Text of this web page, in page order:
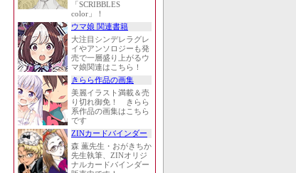
「SCRIBBLES
color」！
ウマ娘 関連書籍
大注目シンデレラグレ
イやアンソロジーも発
売で一層盛り上がるウ
マ娘関連はこちら！
きらら作品の画集
美麗イラスト満載＆売
り切れ御免！ きらら
系作品の画集はこちら
です
ZINカードバインダー
森 薫先生・おがきちか
先生執筆、ZINオリジ
ナルカードバインダー